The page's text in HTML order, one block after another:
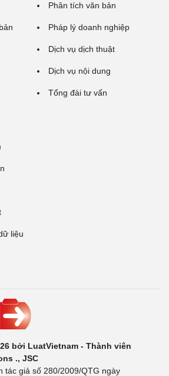
Phân tích văn bản
Pháp lý doanh nghiệp
Dịch vụ dịch thuật
Dịch vụ nội dung
Tổng đài tư vấn
liệu
bởi LuatVietnam - Thành viên
., JSC
tác giả số 280/2009/QTG ngày